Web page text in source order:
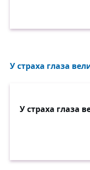
У страха глаза
У страха глаза